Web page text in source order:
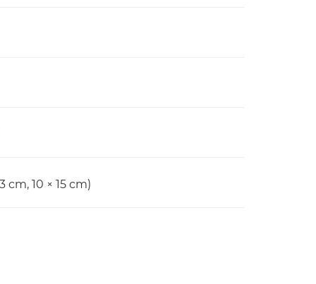
cm, 10 × 15 cm)